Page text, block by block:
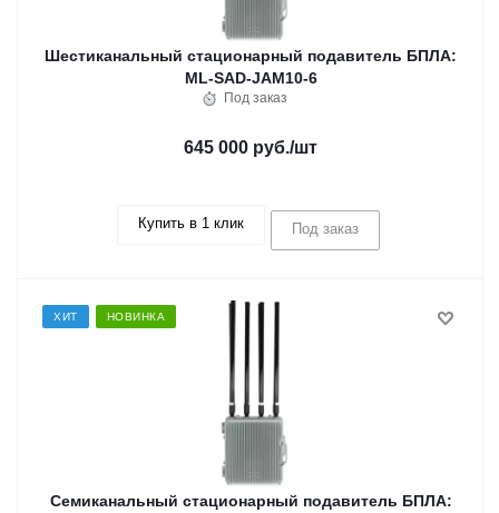
Шестиканальный стационарный подавитель БПЛА:
ML-SAD-JAM10-6
Под заказ
645 000 руб./шт
Купить в 1 клик Под заказ
ХИТ НОВИНКА
Семиканальный стационарный подавитель БПЛА: